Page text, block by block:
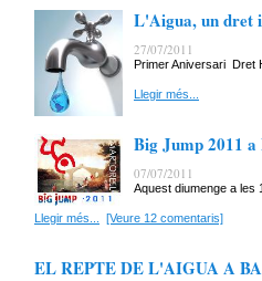
L'Aigua, un dret
27/07/2011
Primer Aniversari Dret
Llegir més...
Big Jump 2011
07/07/2011
Aquest diumenge a les
Llegir més... [Veure 12 comentaris]
EL REPTE DE L'AIGUA A